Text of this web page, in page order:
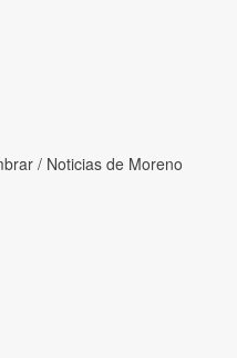
/ Noticias de Moreno